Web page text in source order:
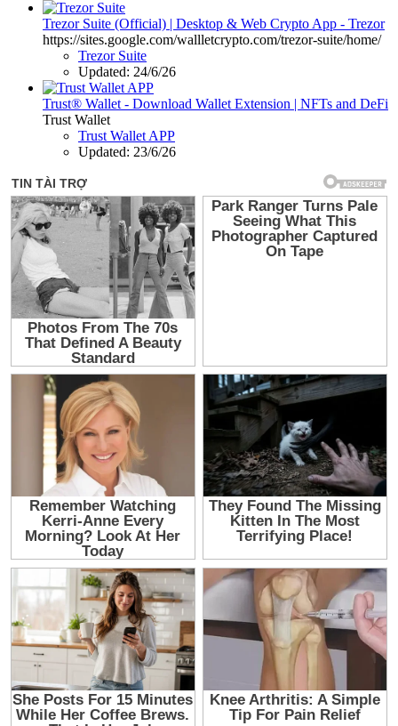
Trezor Suite (Official) | Desktop & Web Crypto App - Trezor
https://sites.google.com/wallletcrypto.com/trezor-suite/home/
Trezor Suite
Updated: 24/6/26
Trust® Wallet - Download Wallet Extension | NFTs and DeFi
Trust Wallet
Trust Wallet APP
Updated: 23/6/26